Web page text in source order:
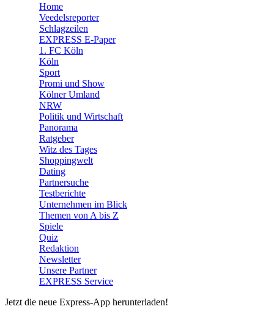
🛒 Shoppingwelt
Home
Veedelsreporter
Schlagzeilen
EXPRESS E-Paper
1. FC Köln
Köln
Sport
Promi und Show
Kölner Umland
NRW
Politik und Wirtschaft
Panorama
Ratgeber
Witz des Tages
Shoppingwelt
Dating
Partnersuche
Testberichte
Unternehmen im Blick
Themen von A bis Z
Spiele
Quiz
Redaktion
Newsletter
Unsere Partner
EXPRESS Service
Jetzt die neue Express-App herunterladen!